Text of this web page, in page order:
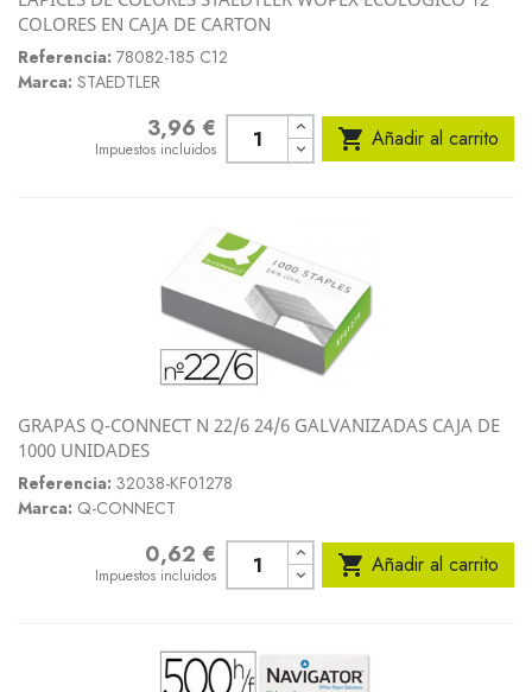
COLORES EN CAJA DE CARTON
Referencia: 78082-185 C12
Marca: STAEDTLER
3,96 €
Impuestos incluidos  Añadir al carrito
GRAPAS Q-CONNECT N 22/6 24/6 GALVANIZADAS CAJA DE
1000 UNIDADES
Referencia: 32038-KF01278
Marca: Q-CONNECT
0,62 €
Impuestos incluidos  Añadir al carrito